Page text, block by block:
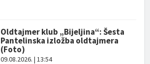
Oldtajmer klub „Bijeljina“: Šesta
Pantelinska izložba oldtajmera
(Foto)
09.08.2026. | 13:54